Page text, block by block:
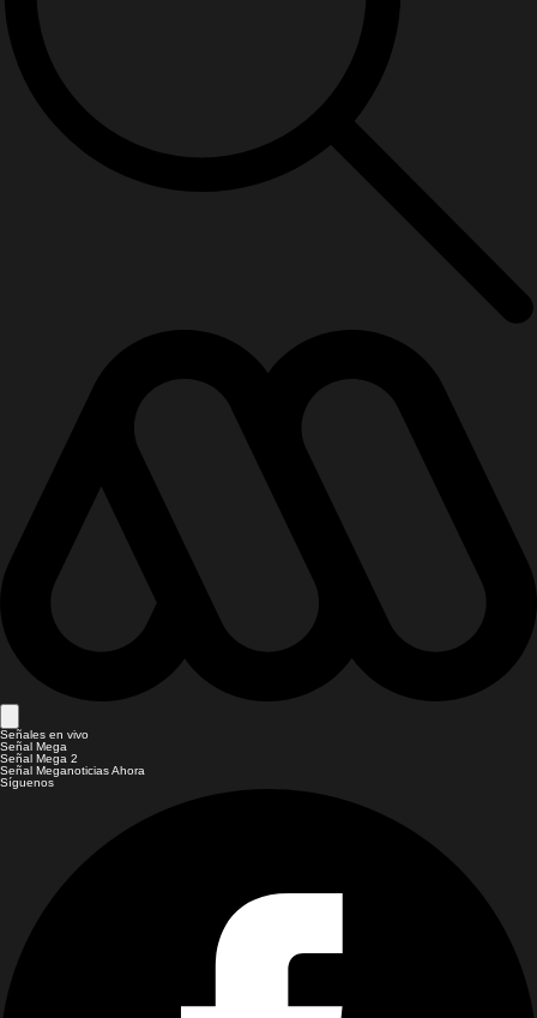
Señales en vivo
Señal Mega
Señal Mega 2
Señal Meganoticias Ahora
Síguenos